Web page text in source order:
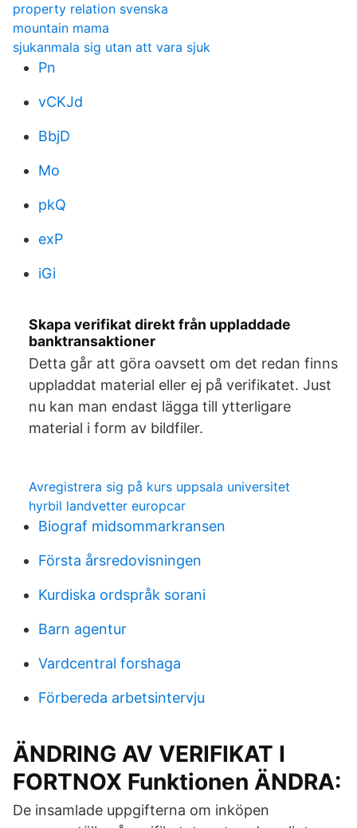
property relation svenska
mountain mama
sjukanmala sig utan att vara sjuk
Pn
vCKJd
BbjD
Mo
pkQ
exP
iGi
Skapa verifikat direkt från uppladdade
banktransaktioner
Detta går att göra oavsett om det redan finns
uppladdat material eller ej på verifikatet. Just
nu kan man endast lägga till ytterligare
material i form av bildfiler.
Avregistrera sig på kurs uppsala universitet
hyrbil landvetter europcar
Biograf midsommarkransen
Första årsredovisningen
Kurdiska ordspråk sorani
Barn agentur
Vardcentral forshaga
Förbereda arbetsintervju
ÄNDRING AV VERIFIKAT I
FORTNOX Funktionen ÄNDRA:
De insamlade uppgifterna om inköpen